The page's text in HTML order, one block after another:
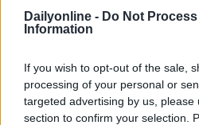
Dailyonline - Do Not
Information
If you wish to opt-out of the sale,
processing of your personal or
targeted advertising by us, please
section to confirm your selection.
Country Manager uscente,
del Labelium Group
, e tutto il
affrontare insieme questa
RETAIL MEDIA NOMINE E